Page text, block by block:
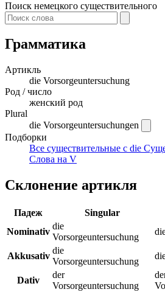
Поиск немецкого существительного
Грамматика
Артикль
die Vorsorgeuntersuchung
Род / число
женский род
Plural
die Vorsorgeuntersuchungen
Подборки
Все существительные с die
Слова на V
Склонение артикля
Падеж Singular
Nominativ
die
Vorsorgeuntersuchung
Akkusativ
die
Vorsorgeuntersuchung
Dativ
der
Vorsorgeuntersuchung